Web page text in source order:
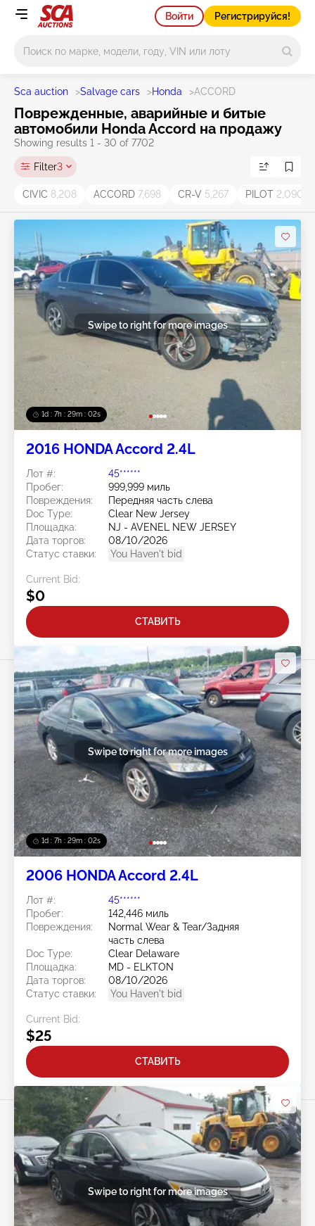
Войти Регистрируйся!
Sca auction >Salvage cars >Honda >ACCORD
Поврежденные, аварийные и битые
автомобили Honda Accord на продажу
Showing results 1 - 30 of 7702
Filter3
CIVIC 8,208 ACCORD 7,698 CR-V 5,267 PILOT 2,090
1d : 7h : 29m : 00s
Swipe to right for more images
2016 HONDA Accord 2.4L
Лот #:
45******
Пробег:
999,999 миль
Повреждения:
Передняя часть слева
Doc Type:
Clear New Jersey
Площадка:
NJ - AVENEL NEW JERSEY
Дата торгов:
08/10/2026
Статус ставки:
You Haven't bid
Current Bid:
$0
СТАВИТЬ
1d : 7h : 29m : 00s
Swipe to right for more images
2006 HONDA Accord 2.4L
Лот #:
45******
Пробег:
142,446 миль
Повреждения:
Normal Wear & Tear/Задняя
часть слева
Doc Type:
Clear Delaware
Площадка:
MD - ELKTON
Дата торгов:
08/10/2026
Статус ставки:
You Haven't bid
Current Bid:
$25
СТАВИТЬ
Swipe to right for more images